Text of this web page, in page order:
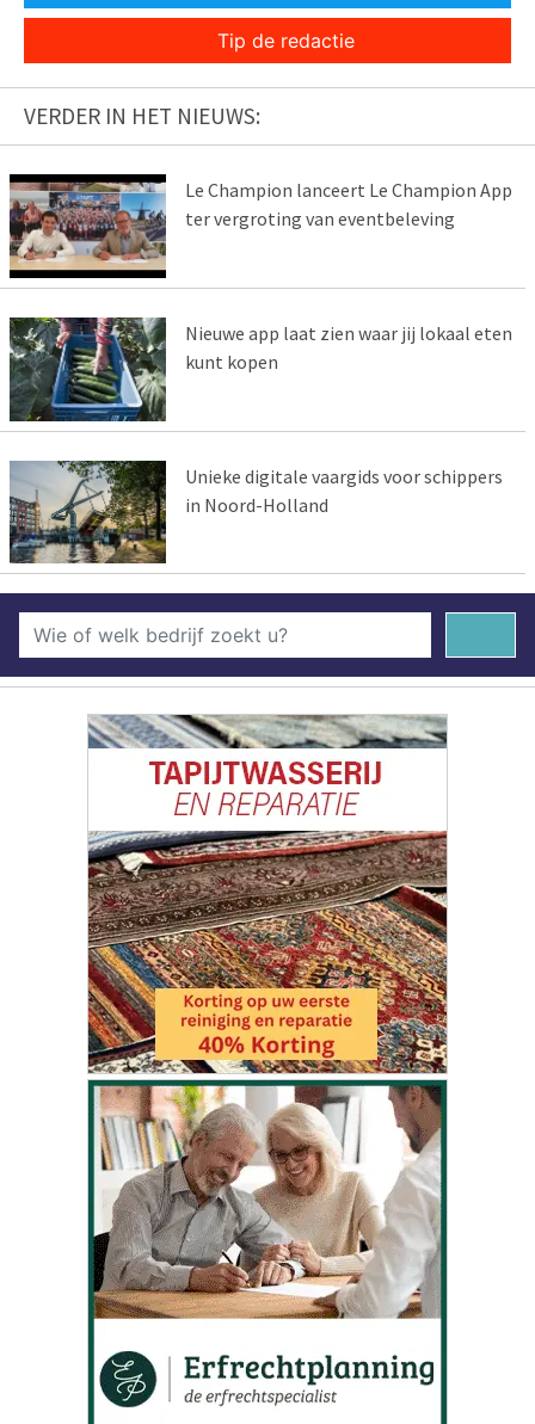
Tip de redactie
VERDER IN HET NIEUWS:
Le Champion lanceert Le Champion App
ter vergroting van eventbeleving
Nieuwe app laat zien waar jij lokaal eten
kunt kopen
Unieke digitale vaargids voor schippers
in Noord-Holland